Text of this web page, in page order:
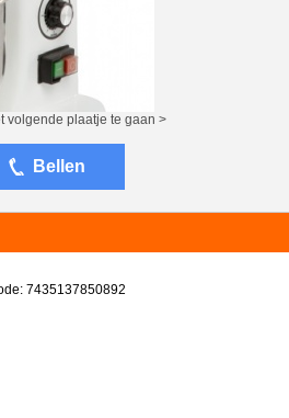
volgende plaatje te gaan >
Bellen
7435137850892